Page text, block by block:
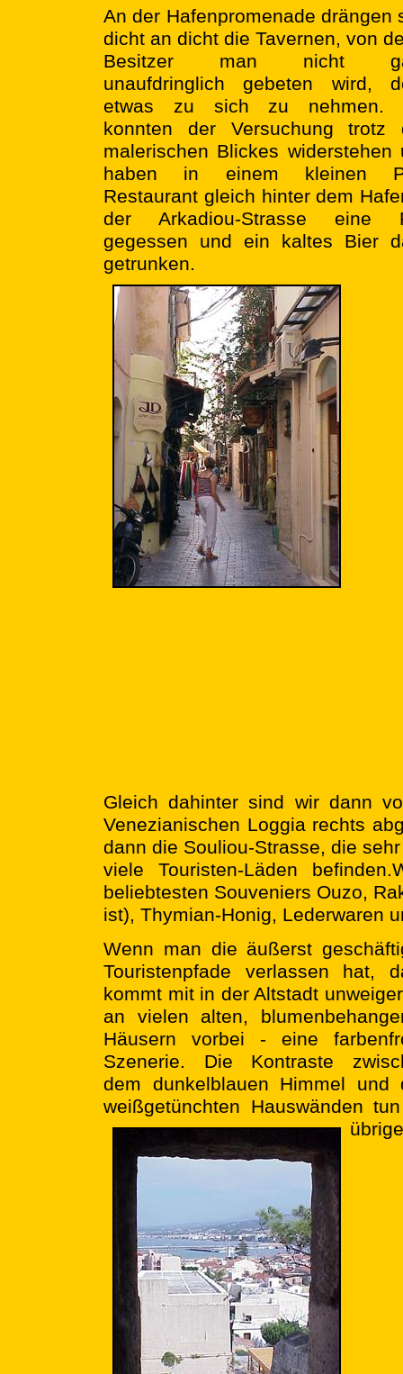
An der Hafenpromenade drängen
dicht an dicht die Tavernen, von
Besitzer man nicht
unaufdringlich gebeten wird,
etwas zu sich zu nehmen.
konnten der Versuchung trotz
malerischen Blickes widerstehen
haben in einem kleinen
Restaurant gleich hinter dem
der Arkadiou-Strasse eine
gegessen und ein kaltes Bier
getrunken.
Gleich dahinter sind wir dann
Venezianischen Loggia rechts
dann die Souliou-Strasse, die
viele Touristen-Läden
beliebtesten Souveniers Ouzo,
ist), Thymian-Honig, Lederwaren
Wenn man die äußerst
Touristenpfade verlassen hat,
kommt mit in der Altstadt
an vielen alten,
Häusern vorbei - eine
Szenerie. Die Kontraste
dem dunkelblauen Himmel und
weißgetünchten Hauswänden